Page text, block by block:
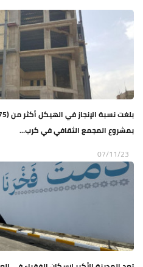
بمشروع المجمع الثقافي في كرب...
07/11/23